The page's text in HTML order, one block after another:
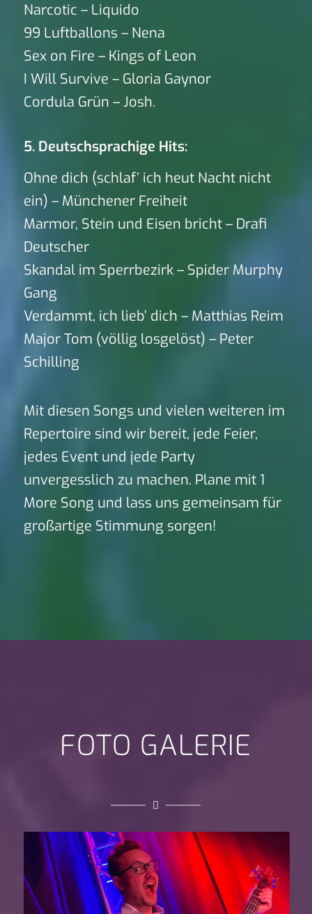
Narcotic – Liquido
99 Luftballons – Nena
Sex on Fire – Kings of Leon
I Will Survive – Gloria Gaynor
Cordula Grün – Josh.
5. Deutschsprachige Hits:
Ohne dich (schlaf’ ich heut Nacht nicht
ein) – Münchener Freiheit
Marmor, Stein und Eisen bricht – Drafi
Deutscher
Skandal im Sperrbezirk – Spider Murphy
Gang
Verdammt, ich lieb’ dich – Matthias Reim
Major Tom (völlig losgelöst) – Peter
Schilling
Mit diesen Songs und vielen weiteren im
Repertoire sind wir bereit, jede Feier,
jedes Event und jede Party
unvergesslich zu machen. Plane mit 1
More Song und lass uns gemeinsam für
großartige Stimmung sorgen!
FOTO GALERIE